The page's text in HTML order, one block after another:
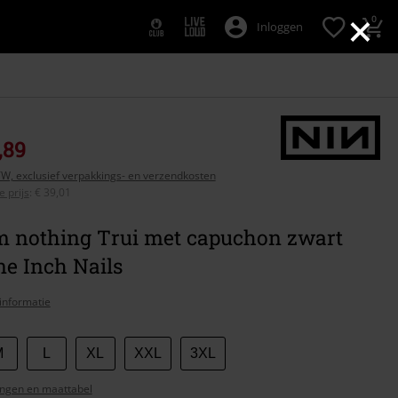
×
Inloggen 0
exclusief verpakkings- en verzendkosten
prijs
€ 39,01
nothing Trui met capuchon zwart
Inch Nails
XL XXL 3XL
en maattabel